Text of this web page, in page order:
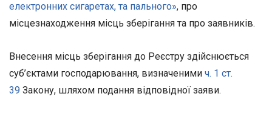
електронних сигаретах, та пального», про
місцезнаходження місць зберігання та про заявників.
Внесення місць зберігання до Реєстру здійснюється
суб’єктами господарювання, визначеними ч. 1 ст.
39 Закону, шляхом подання відповідної заяви.